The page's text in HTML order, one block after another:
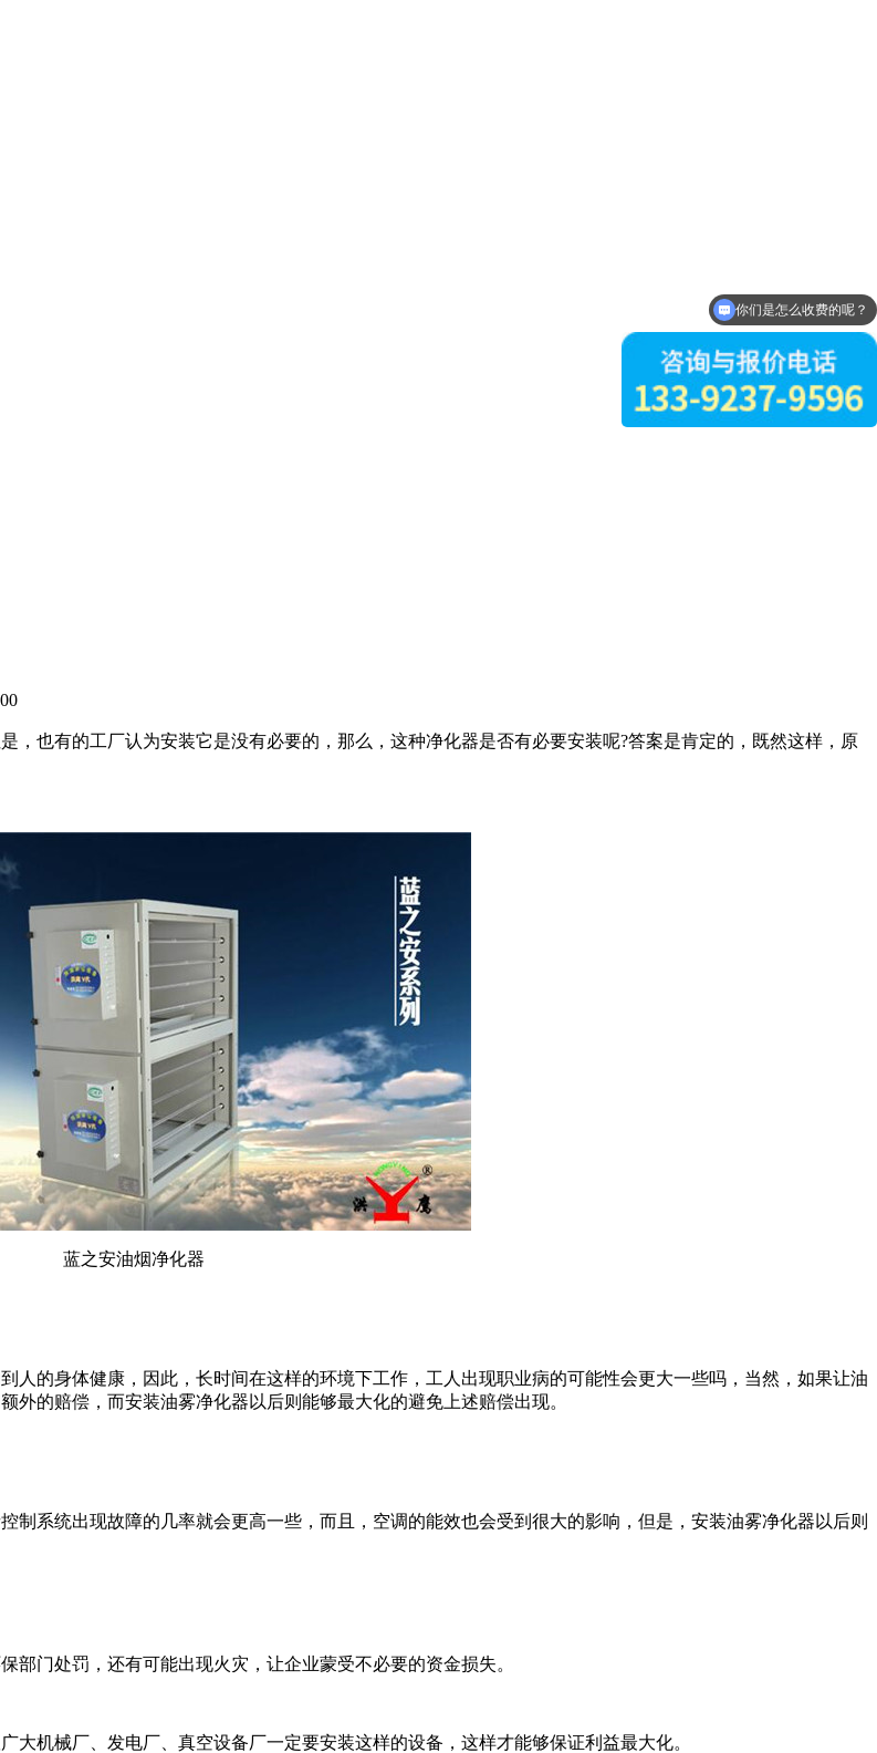
是，也有的工厂认为安装它是没有必要的，那么，这种净化器是否有必要安装呢?答案是肯定的，既然这样，原
蓝之安油烟净化器
的身体健康，因此，长时间在这样的环境下工作，工人出现职业病的可能性会更大一些吗，当然，如果让油
的赔偿，而安装油雾净化器以后则能够最大化的避免上述赔偿出现。
系统出现故障的几率就会更高一些，而且，空调的能效也会受到很大的影响，但是，安装油雾净化器以后则
门处罚，还有可能出现火灾，让企业蒙受不必要的资金损失。
大机械厂、发电厂、真空设备厂一定要安装这样的设备，这样才能够保证利益最大化。
你们是怎么收费的呢？
现在有优惠活动么？